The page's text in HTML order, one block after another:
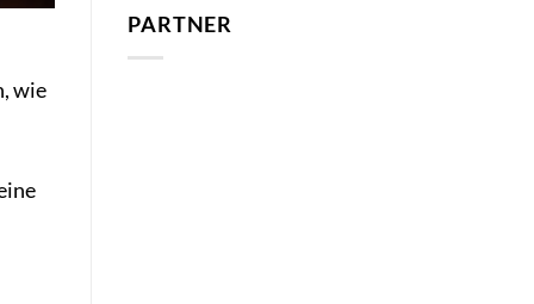
wie
PARTNER